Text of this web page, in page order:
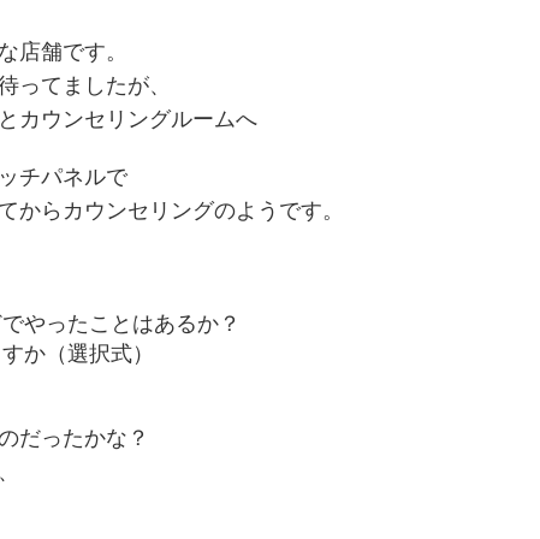
店舗です。
ってましたが、
カウンセリングルームへ
チパネルで
からカウンセリングのようです。
やったことはあるか？
か（選択式）
だったかな？